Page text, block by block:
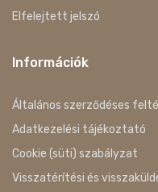
Elfelejtett jelszó
Információk
Általános szerződéses
Adatkezelési tájékoztató
Cookie (süti) szabályzat
Visszatérítési és